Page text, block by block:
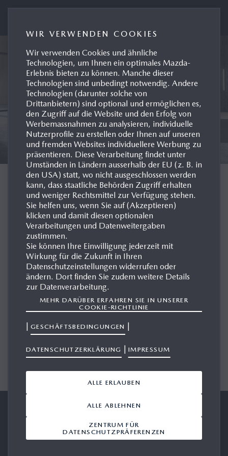
CHOOSE LANGUAGE
FRANÇAIS
French
DEUTSCH
German
ITALIANO
Die offizielle Mazda Website Geschäftsbedingungen
Herausgeber
WIR VERWENDEN COOKIES
Wir verwenden Cookies und ähnliche
Technologien, um Ihnen ein optimales Mazda-
Erlebnis bieten zu können. Manche dieser
Technologien sind unbedingt notwendig. Andere
Technologien (darunter solche von
Drittanbietern) sind optional und ermöglichen es,
den Zugriff auf die Website und den Erfolg von
Werbemassnahmen zu analysieren, individuelle
Nutzerprofile zu erstellen oder Ihnen auf unseren
und fremden Websites individuellere Werbung zu
präsentieren. Diese Verarbeitung findet unter
Umständen in Ländern ausserhalb der EU (z. B. in
den USA) statt, wo nicht ausgeschlossen werden
kann, dass staatliche Behörden Zugriff erhalten
und weniger Rechtsmittel zur Verfügung stehen.
Sie helfen uns, wenn Sie auf (Akzeptieren)
klicken und damit diesen optionalen
Verarbeitungen und Datenweitergaben
zustimmen.
Sie können Ihre Einwilligung jederzeit mit
Wirkung für die Zukunft in Ihren
Datenschutzeinstellungen widerrufen oder
ändern. Dort finden Sie zudem weitere Details
zur Datenverarbeitung.
MEHR DARÜBER ERFAHREN SIE IN UNSERER
COOKIE-RICHTLINIE
| GESCHÄFTSBEDINGUNGEN |
DATENSCHUTZERKLÄRUNG | IMPRESSUM
ZENTRUM FÜR
DATENSCHUTZPRÄFERENZEN
ALLE ABLEHNEN
ALLE ERLAUBEN